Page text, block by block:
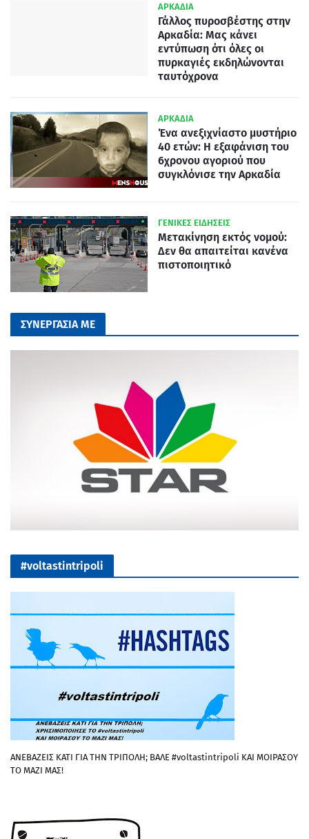
ΑΡΚΑΔΙΑ
Γάλλος πυροσβέστης στην
Αρκαδία: Μας κάνει
εντύπωση ότι όλες οι
πυρκαγιές εκδηλώνονται
ταυτόχρονα
ΑΡΚΑΔΙΑ
Ένα ανεξιχνίαστο μυστήριο
40 ετών: Η εξαφάνιση του
6χρονου αγοριού που
συγκλόνισε την Αρκαδία
ΓΕΝΙΚΕΣ ΕΙΔΗΣΕΙΣ
Μετακίνηση εκτός νομού:
Δεν θα απαιτείται κανένα
πιστοποιητικό
ΣΥΝΕΡΓΑΣΙΑ ΜΕ
#voltastintripoli
ΑΝΕΒΑΖΕΙΣ ΚΑΤΙ ΓΙΑ ΤΗΝ ΤΡΙΠΟΛΗ; ΒΑΛΕ #voltastintripoli ΚΑΙ ΜΟΙΡΑΣΟΥ
ΤΟ ΜΑΖΙ ΜΑΣ!